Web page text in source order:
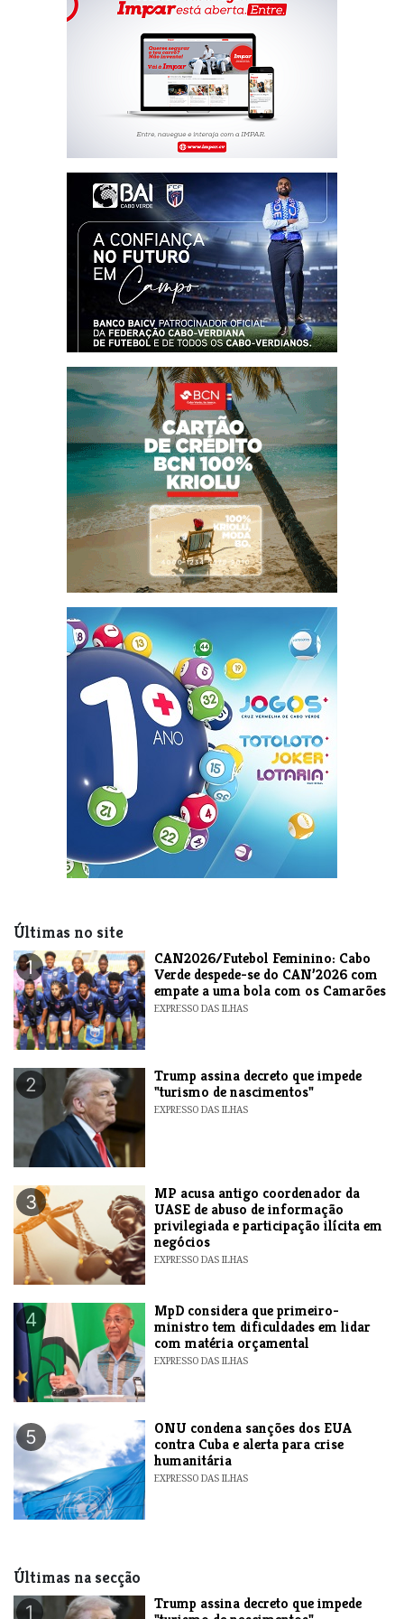
Últimas no site
1
CAN2026/Futebol Feminino: Cabo
Verde despede-se do CAN’2026 com
empate a uma bola com os Camarões
EXPRESSO DAS ILHAS
2
Trump assina decreto que impede
"turismo de nascimentos"
EXPRESSO DAS ILHAS
3
MP acusa antigo coordenador da
UASE de abuso de informação
privilegiada e participação ilícita em
negócios
EXPRESSO DAS ILHAS
4
MpD considera que primeiro-
ministro tem dificuldades em lidar
com matéria orçamental
EXPRESSO DAS ILHAS
5
ONU condena sanções dos EUA
contra Cuba e alerta para crise
humanitária
EXPRESSO DAS ILHAS
Últimas na secção
1
Trump assina decreto que impede